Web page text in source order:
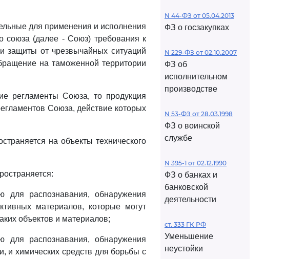
для применения и исполнения
союза (далее - Союз) требования к
защиты от чрезвычайных ситуаций
на таможенной территории
регламенты Союза, то продукция
Союза, действие которых
на объекты технического
для распознавания, обнаружения
материалов, которые могут
объектов и материалов;
для распознавания, обнаружения
и химических средств для борьбы с
N 44-ФЗ от 05.04.2013
ФЗ о госзакупках
N 229-ФЗ от 02.10.2007
ФЗ об
исполнительном
производстве
N 53-ФЗ от 28.03.1998
ФЗ о воинской
службе
N 395-1 от 02.12.1990
ФЗ о банках и
банковской
деятельности
ст. 333 ГК РФ
Уменьшение
неустойки